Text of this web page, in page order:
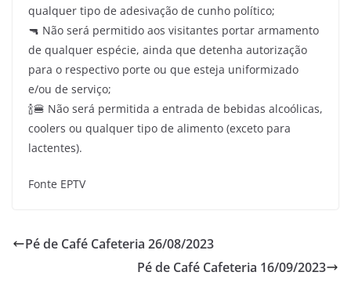
qualquer tipo de adesivação de cunho político;
🔫 Não será permitido aos visitantes portar armamento
de qualquer espécie, ainda que detenha autorização
para o respectivo porte ou que esteja uniformizado
e/ou de serviço;
🍾🍔 Não será permitida a entrada de bebidas alcoólicas,
coolers ou qualquer tipo de alimento (exceto para
lactentes).
Fonte EPTV
Pé de Café Cafeteria 26/08/2023
Pé de Café Cafeteria 16/09/2023